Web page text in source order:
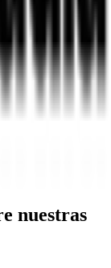
nuestras